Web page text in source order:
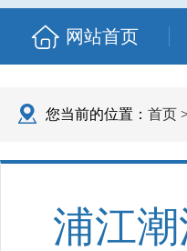
网站首页
您当前的位置： 首页
浦江